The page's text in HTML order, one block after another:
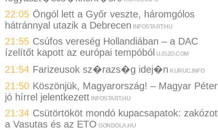
22:05 Öngól lett a Győr veszte, háromgólos
hátránnyal utazik a Debrecen
INFOSTART.HU
21:55 Csúfos vereség Hollandiában – a DAC
ízelítőt kapott az európai tempóból UJSZO.COM
21:54 Farizeusok sz�razs�g idej�n KURUC.INFO
21:50 Köszönjük, Magyarország! – Magyar Péter
jó hírrel jelentkezett INFOSTART.HU
21:34 Csütörtököt mondó kupacsapatok:
a Vasutas és az ETO GONDOLA.HU